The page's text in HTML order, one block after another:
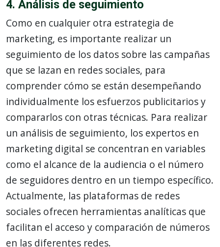
4. Análisis de seguimiento
Como en cualquier otra estrategia de
marketing, es importante realizar un
seguimiento de los datos sobre las campañas
que se lazan en redes sociales, para
comprender cómo se están desempeñando
individualmente los esfuerzos publicitarios y
compararlos con otras técnicas. Para realizar
un análisis de seguimiento, los expertos en
marketing digital se concentran en variables
como el alcance de la audiencia o el número
de seguidores dentro en un tiempo específico.
Actualmente, las plataformas de redes
sociales ofrecen herramientas analíticas que
facilitan el acceso y comparación de números
en las diferentes redes.